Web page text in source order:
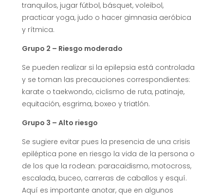
tranquilos, jugar fútbol, básquet, voleibol,
practicar yoga, judo o hacer gimnasia aeróbica
y rítmica.
Grupo 2 – Riesgo moderado
Se pueden realizar si la epilepsia está controlada
y se toman las precauciones correspondientes:
karate o taekwondo, ciclismo de ruta, patinaje,
equitación, esgrima, boxeo y triatlón.
Grupo 3 – Alto riesgo
Se sugiere evitar pues la presencia de una crisis
epiléptica pone en riesgo la vida de la persona o
de los que la rodean: paracaidismo, motocross,
escalada, buceo, carreras de caballos y esquí.
Aquí es importante anotar, que en algunos